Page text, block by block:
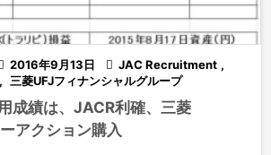
2016年9月13日  JAC Recruitment ,
, 三菱UFJフィナンシャルグループ
成績は、JACR利確、三菱
アクション購入